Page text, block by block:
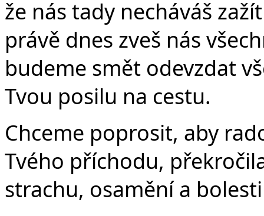
že nás tady necháváš
právě dnes zveš nás
budeme smět odevzdat
Tvou posilu na cestu.
Chceme poprosit, aby
Tvého příchodu,
strachu, osamění a